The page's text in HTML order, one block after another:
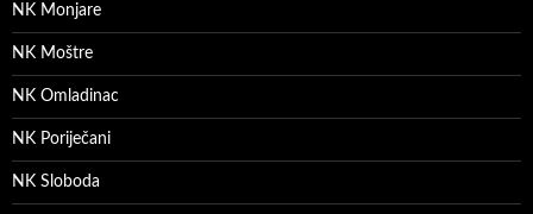
NK Monjare
NK Moštre
NK Omladinac
NK Poriječani
NK Sloboda